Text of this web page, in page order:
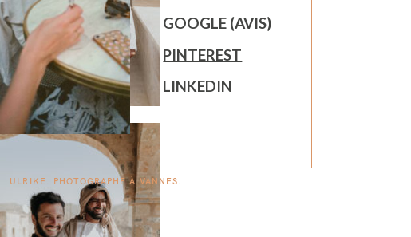
GOOGLE (AVIS)
PINTEREST
LINKEDIN
ULRIKE. PHOTOGRAPHE ÀVAN NES.